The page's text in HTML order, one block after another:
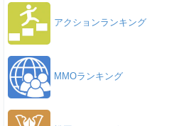
アクションランキング
MMOランキング